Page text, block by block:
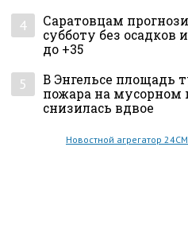
4
Саратовцам
субботу без осадков
до +35
5
В Энгельсе площадь
пожара на мусорном
снизилась вдвое
Новостной агрегатор